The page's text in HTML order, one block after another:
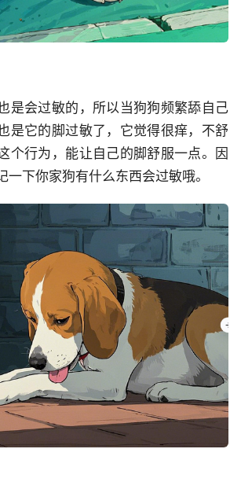
是会过敏的，所以当狗狗频繁舔自己
是它的脚过敏了，它觉得很痒，不舒
个行为，能让自己的脚舒服一点。因
一下你家狗有什么东西会过敏哦。